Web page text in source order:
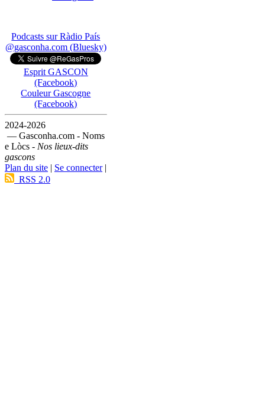
Podcasts sur Ràdio País
@gasconha.com (Bluesky)
Esprit GASCON
(Facebook)
Couleur Gascogne
(Facebook)
2024-2026
— Gasconha.com - Noms
e Lòcs - Nos lieux-dits
gascons
Plan du site | Se connecter|
RSS 2.0